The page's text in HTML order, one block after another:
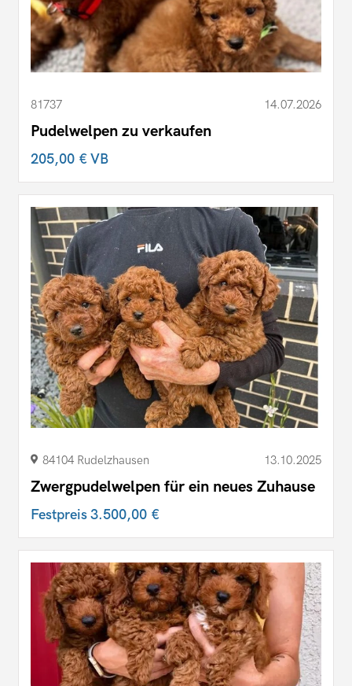
81737 14.07.2026
Pudelwelpen zu verkaufen
205,00 €VB
84104 Rudelzhausen 13.10.2025
Zwergpudelwelpen für ein neues Zuhause
Festpreis3.500,00 €